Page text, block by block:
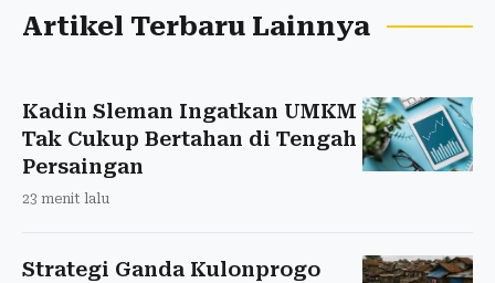
Artikel Terbaru Lainnya
Kadin Sleman Ingatkan UMKM
Tak Cukup Bertahan di Tengah
Persaingan
23 menit lalu
Strategi Ganda Kulonprogo